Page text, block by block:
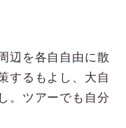
辺を各自自由に散
するもよし、大自
。ツアーでも自分